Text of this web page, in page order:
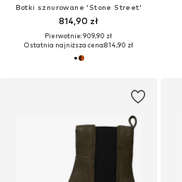
Botki sznurowane 'Stone Street'
814,90 zł
Pierwotnie: 909,90 zł
Ostatnia najniższa cena:814,90 zł